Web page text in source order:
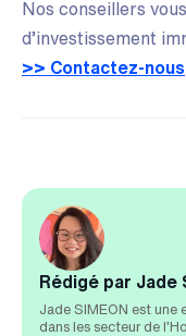
Nos conseillers
d’investissement
>> Contactez-nous
Rédigé par Jade
Jade SIMEON est une
dans les secteur de